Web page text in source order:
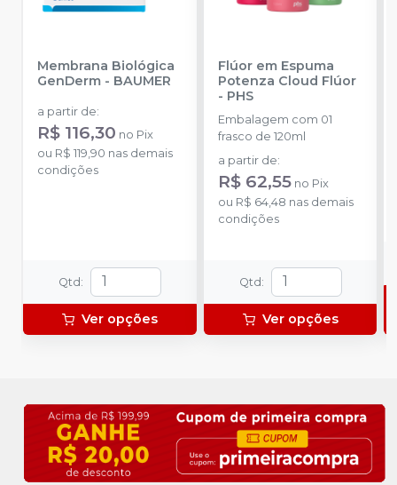
Membrana Biológica
GenDerm - BAUMER
a partir de:
R$ 116,30 no Pix
ou R$ 119,90 nas demais
condições
Qtd :
Ver opções
Flúor em Espuma
Potenza Cloud Flúor
- PHS
Embalagem com 01
frasco de 120ml
a partir de:
R$ 62,55 no Pix
ou R$ 64,48 nas demais
condições
Qtd :
Ver opções